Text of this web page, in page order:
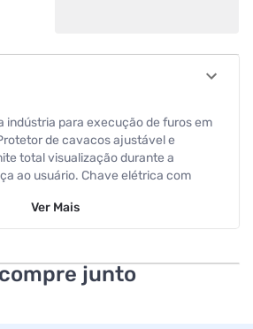
indústria para execução de furos em
de cavacos ajustável e
total visualização durante a
ao usuário. Chave elétrica com
da mesa com cremalheira e manivela
e da máquina o que aumenta
útil do equipamento. Maior
Ver Mais
junto